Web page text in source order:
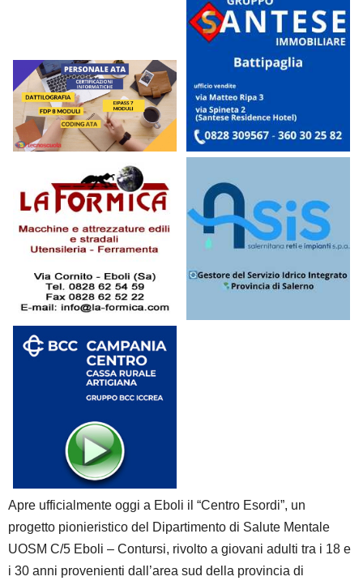
Apre ufficialmente oggi a Eboli il “Centro Esordi”, un
progetto pionieristico del Dipartimento di Salute Mentale
UOSM C/5 Eboli – Contursi, rivolto a giovani adulti tra i 18 e
i 30 anni provenienti dall’area sud della provincia di